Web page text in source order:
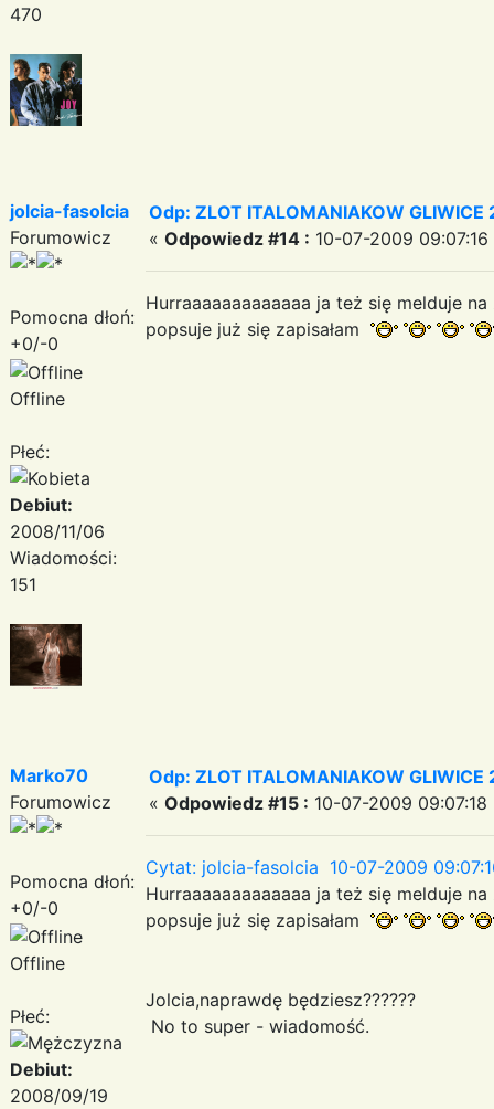
470
jolcia-fasolcia
Forumowicz
Pomocna dłoń:
+0/-0
Offline
Płeć:
Debiut:
2008/11/06
Wiadomości:
151
Odp: ZLOT ITALOMANIAKOW
« Odpowiedz #14 : 10-07-2009 09:07:16
Hurraaaaaaaaaaaaa ja też się melduje
popsuje już się zapisałam
Marko70
Forumowicz
Pomocna dłoń:
+0/-0
Offline
Płeć:
Debiut:
2008/09/19
Odp: ZLOT ITALOMANIAKOW
« Odpowiedz #15 : 10-07-2009 09:07:18
Cytat: jolcia-fasolcia 10-07-2009
Hurraaaaaaaaaaaaa ja też się melduje
popsuje już się zapisałam
Jolcia,naprawdę będziesz??????
No to super - wiadomość.